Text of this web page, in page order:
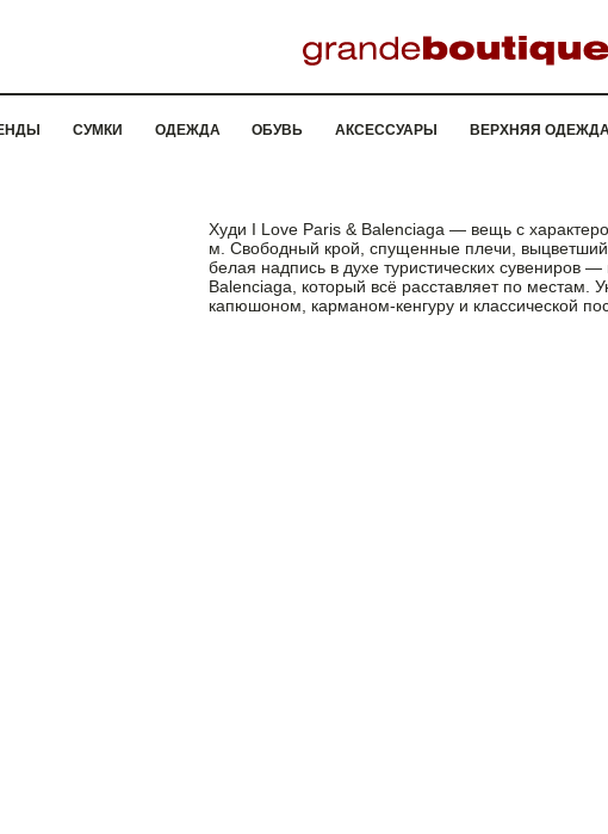
СУМКИ ОДЕЖДА ОБУВЬ АКСЕССУАРЫ ВЕРХНЯЯ
Худи I Love Paris & Balenciaga — вещь с
м. Свободный крой, спущенные плечи,
белая надпись в духе туристических сувениров
Balenciaga, который всё расставляет по местам.
капюшоном, карманом-кенгуру и классической